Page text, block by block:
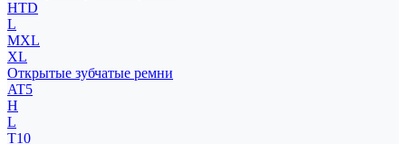
HTD
L
MXL
XL
Открытые зубчатые ремни
AT5
H
L
T10